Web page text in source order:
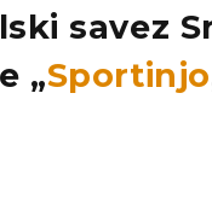
savez
„Sportinjo